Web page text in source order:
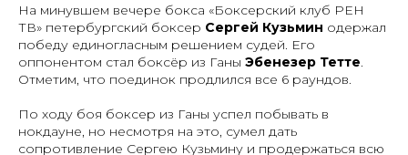
На минувшем вечере бокса «Боксерский клуб РЕН
ТВ» петербургский боксер Сергей Кузьмин одержал
победу единогласным решением судей. Его
оппонентом стал боксёр из Ганы Эбенезер Тетте
Отметим, что поединок продлился все 6 раундов.
По ходу боя боксер из Ганы успел побывать в
нокдауне, но несмотря на это, сумел дать
сопротивление Сергею Кузьмину и продержаться всю